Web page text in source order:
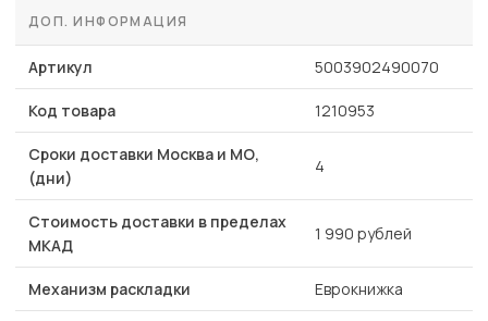
ДОП. ИНФОРМАЦИЯ
Артикул 5003902490070
Код товара 1210953
Сроки доставки Москва и МО,
(дни)
4
Стоимость доставки в пределах
МКАД
1 990 рублей
Механизм раскладки Еврокнижка